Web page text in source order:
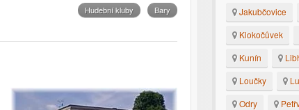
Hudební kluby Bary
Jakubčovice
Klokočůvek
Kunín
Loučky
Odry